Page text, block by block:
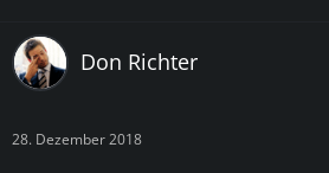
Don Richter
28. Dezember 2018